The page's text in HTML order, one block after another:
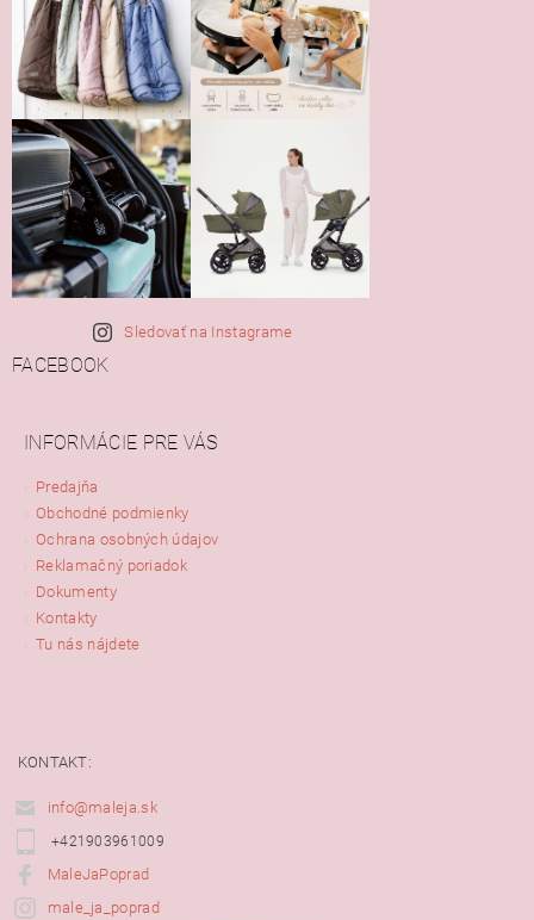
Sledovať na Instagrame
FACEBOOK
INFORMÁCIE PRE VÁS
Predajňa
Obchodné podmienky
Ochrana osobných údajov
Reklamačný poriadok
Dokumenty
Kontakty
Tu nás nájdete
KONTAKT:
info@maleja.sk
+421903961009
MaleJaPoprad
male_ja_poprad